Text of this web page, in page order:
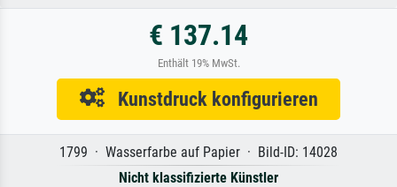
€ 137.14
Enthält 19% MwSt.
Kunstdruck konfigurieren
1799 · Wasserfarbe auf Papier · Bild-ID: 14028
Nicht klassifizierte Künstler